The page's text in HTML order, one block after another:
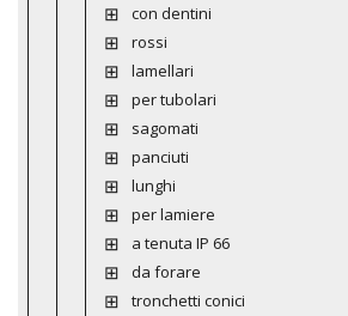
con dentini
rossi
lamellari
per tubolari
sagomati
panciuti
lunghi
per lamiere
a tenuta IP 66
da forare
tronchetti conici